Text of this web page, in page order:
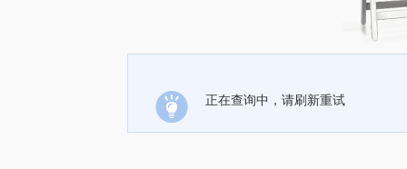
正在查询中，请刷新重试